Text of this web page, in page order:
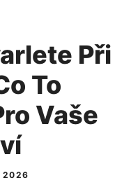
Při
To
Vaše
2026